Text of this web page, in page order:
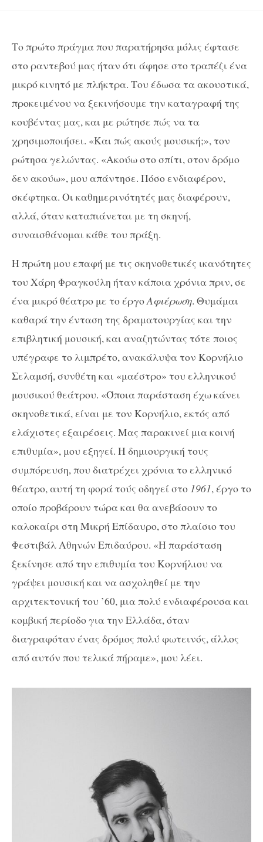
Το πρώτο πράγμα που παρατήρησα μόλις έφτασε
στο ραντεβού μας ήταν ότι άφησε στο τραπέζι ένα
μικρό κινητό με πλήκτρα. Του έδωσα τα ακουστικά,
προκειμένου να ξεκινήσουμε την καταγραφή της
κουβέντας μας, και με ρώτησε πώς να τα
χρησιμοποιήσει. «Και πώς ακούς μουσική;», τον
ρώτησα γελώντας. «Ακούω στο σπίτι, στον δρόμο
δεν ακούω», μου απάντησε. Πόσο ενδιαφέρον,
σκέφτηκα. Οι καθημερινότητές μας διαφέρουν,
αλλά, όταν καταπιάνεται με τη σκηνή,
συναισθάνομαι κάθε του πράξη.
Η πρώτη μου επαφή με τις σκηνοθετικές ικανότητες
του Χάρη Φραγκούλη ήταν κάποια χρόνια πριν, σε
ένα μικρό θέατρο με το έργοΑφιέρωση. Θυμάμαι
καθαρά την ένταση της δραματουργίας και την
επιβλητική μουσική, και αναζητώντας τότε ποιος
υπέγραφε το λιμπρέτο, ανακάλυψα τον Κορνήλιο
Σελαμσή, συνθέτη και «μαέστρο» του ελληνικού
μουσικού θεάτρου. «Όποια παράσταση έχω κάνει
σκηνοθετικά, είναι με τον Κορνήλιο, εκτός από
ελάχιστες εξαιρέσεις. Μας παρακινεί μια κοινή
επιθυμία», μου εξηγεί. Η δημιουργική τους
συμπόρευση, που διατρέχει χρόνια το ελληνικό
θέατρο, αυτή τη φορά τούς οδηγεί στο 1961, έργο το
οποίο προβάρουν τώρα και θα ανεβάσουν το
καλοκαίρι στη Μικρή Επίδαυρο, στο πλαίσιο του
Φεστιβάλ Αθηνών Επιδαύρου. «Η παράσταση
ξεκίνησε από την επιθυμία του Κορνήλιου να
γράψει μουσική και να ασχοληθεί με την
αρχιτεκτονική του ’60, μια πολύ ενδιαφέρουσα και
κομβική περίοδο για την Ελλάδα, όταν
διαγραφόταν ένας δρόμος πολύ φωτεινός, άλλος
από αυτόν που τελικά πήραμε», μου λέει.